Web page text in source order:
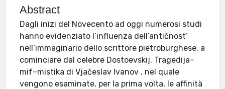
Abstract
Dagli inizi del Novecento ad oggi numerosi studi
hanno evidenziato l’influenza dell’antičnost’
nell’immaginario dello scrittore pietroburghese, a
cominciare dal celebre Dostoevskij. Tragedija–
mif–mistika di Vjačeslav Ivanov , nel quale
vengono esaminate, per la prima volta, le affinità